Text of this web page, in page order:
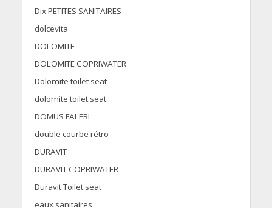
Dix PETITES SANITAIRES
dolcevita
DOLOMITE
DOLOMITE COPRIWATER
Dolomite toilet seat
dolomite toilet seat
DOMUS FALERI
double courbe rétro
DURAVIT
DURAVIT COPRIWATER
Duravit Toilet seat
eaux sanitaires